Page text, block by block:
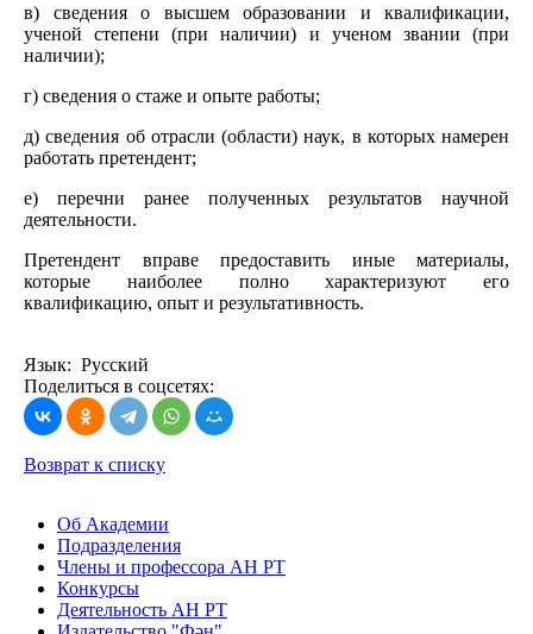
в) сведения о высшем образовании и квалификации,
ученой степени (при наличии) и ученом звании (при
наличии);
г) сведения о стаже и опыте работы;
д) сведения об отрасли (области) наук, в которых намерен
работать претендент;
е) перечни ранее полученных результатов научной
деятельности.
Претендент вправе предоставить иные материалы,
которые наиболее полно характеризуют его
квалификацию, опыт и результативность.
Язык: Русский
Поделиться в соцсетях:
Возврат к списку
Об Академии
Подразделения
Члены и профессора АН РТ
Конкурсы
Деятельность АН РТ